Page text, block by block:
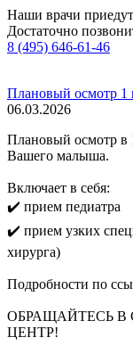
Наши врачи
Достаточно
8 (495) 646-61-46
Плановый осмотр 1
06.03.2026
Плановый осмотр в
Вашего малыша.
Включает в себя:
✔️ прием педиатра
✔️ прием узких
хирурга)
Подробности по
ОБРАЩАЙТЕСЬ
ЦЕНТР!